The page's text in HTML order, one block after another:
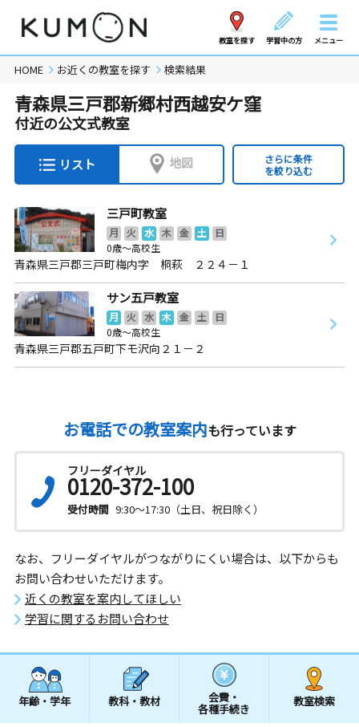
教室を探す 学習中の方 メニュー
HOME お近くの教室を探す 検索結果
青森県三戸郡新郷村西越安ケ窪
付近の公文式教室
リスト 地図
さらに条件
を絞り込む
三戸町教室
月 火 水 木 金 土
日
0歳～高校生
青森県三戸郡三戸町梅内字 桐萩 ２２４－１
サン五戸教室
月 火 水 木 金 土
日
0歳～高校生
青森県三戸郡五戸町下モ沢向２１－２
お電話での教室案内も行っています
フリーダイヤル
0120-372-100
受付時間 9:30～17:30（土日、祝日除く）
なお、フリーダイヤルがつながりにくい場合は、以下からも
お問い合わせいただけます。
近くの教室を案内してほしい
学習に関するお問い合わせ
年齢・学年 教科・教材 会費・
各種手続き
教室検索